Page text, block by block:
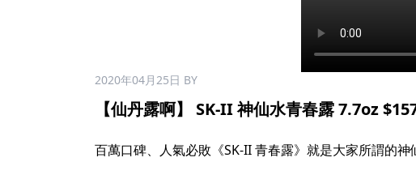
2020年04月25日 BY
【仙丹露啊】 SK-II 神仙水青春露 7.7oz
百萬口碑、人氣必敗《SK-II 青春露》就是大家所謂的